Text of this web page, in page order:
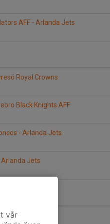
AFF - Arlanda Jets
Royal Crowns
Black Knights AFF
- Arlanda Jets
Arlanda Jets
vår